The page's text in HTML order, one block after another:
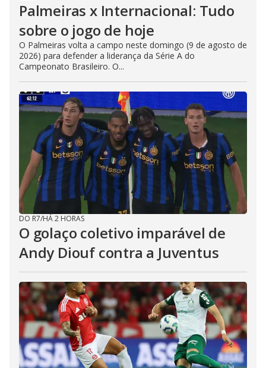
Palmeiras x Internacional: Tudo
sobre o jogo de hoje
O Palmeiras volta a campo neste domingo (9 de agosto de
2026) para defender a liderança da Série A do
Campeonato Brasileiro. O...
DO R7/HÁ 2 HORAS
O golaço coletivo imparável de
Andy Diouf contra a Juventus